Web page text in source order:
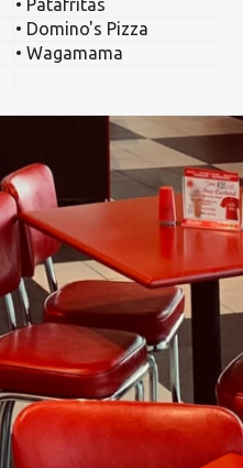
• Patafritas
• Domino's Pizza
• Wagamama